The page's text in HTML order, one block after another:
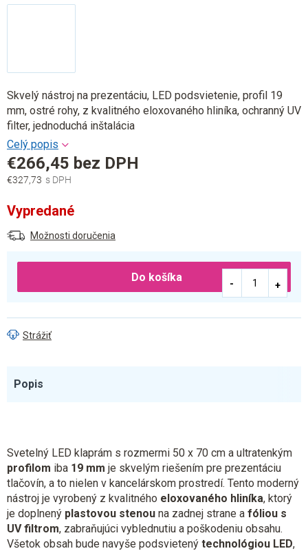
Skvelý nástroj na prezentáciu, LED podsvietenie, profil 19
mm, ostré rohy, z kvalitného eloxovaného hliníka, ochranný UV
filter, jednoduchá inštalácia
€327,73
€266,45 bez DPH
Jednotková
Vypredané
Možnosti doručenia
Do košíka
Strážiť
Popis
Svetelný LED klaprám s rozmermi 50 x 70 cm a ultratenkým
profilom iba 19 mm je skvelým riešením pre prezentáciu
tlačovín, a to nielen v kancelárskom prostredí. Tento moderný
nástroj je vyrobený z kvalitného eloxovaného hliníka, ktorý
je doplnený plastovou stenou na zadnej strane a fóliou s
UV filtrom, zabraňujúci vyblednutiu a poškodeniu obsahu.
Všetok obsah bude navyše podsvietený technológiou LED,